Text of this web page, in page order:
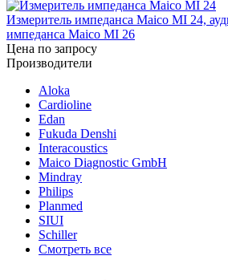
Измеритель импеданса Maico MI 24,
импеданса Maico MI 26
Цена по запросу
Производители
Aloka
Cardioline
Edan
Fukuda Denshi
Interacoustics
Maico Diagnostic GmbH
Mindray
Philips
Planmed
SIUI
Schiller
Смотреть все